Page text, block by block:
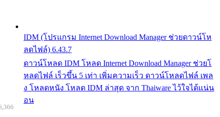
IDM (โปรแกรม Internet Download Manager ช่วยดาวน์โห
ลดไฟล์) 6.43.7
ดาวน์โหลด IDM โหลด Internet Download Manager ช่วยโ
หลดไฟล์ เร็วขึ้น 5 เท่า เพิ่มความเร็ว ดาวน์โหลดไฟล์ เพล
ง โหลดหนัง โหลด IDM ล่าสุด จาก Thaiware ไว้ใจได้แน่น
อน